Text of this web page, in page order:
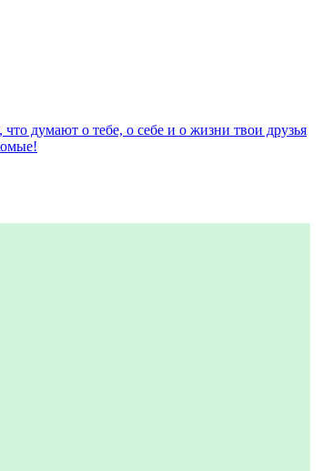
что думают о тебе, о себе и о жизни твои друзья